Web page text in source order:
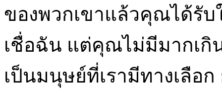
ของพวกเขาแล้วคุณได้รับ
เชื่อฉัน แต่คุณไม่มีมากเกิ
เป็นมนุษย์ที่เรามีทางเลือ